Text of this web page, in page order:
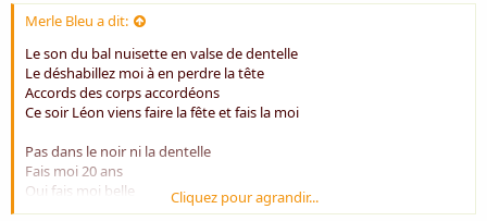
Merle Bleu a dit:
Le son du bal nuisette en valse de dentelle
Le déshabillez moi à en perdre la tête
Accords des corps accordéons
Ce soir Léon viens faire la fête et fais la moi
Pas dans le noir ni la dentelle
Fais moi 20 ans
Oui fais moi belle
Et prends ton temps
Cliquez pour agrandir...